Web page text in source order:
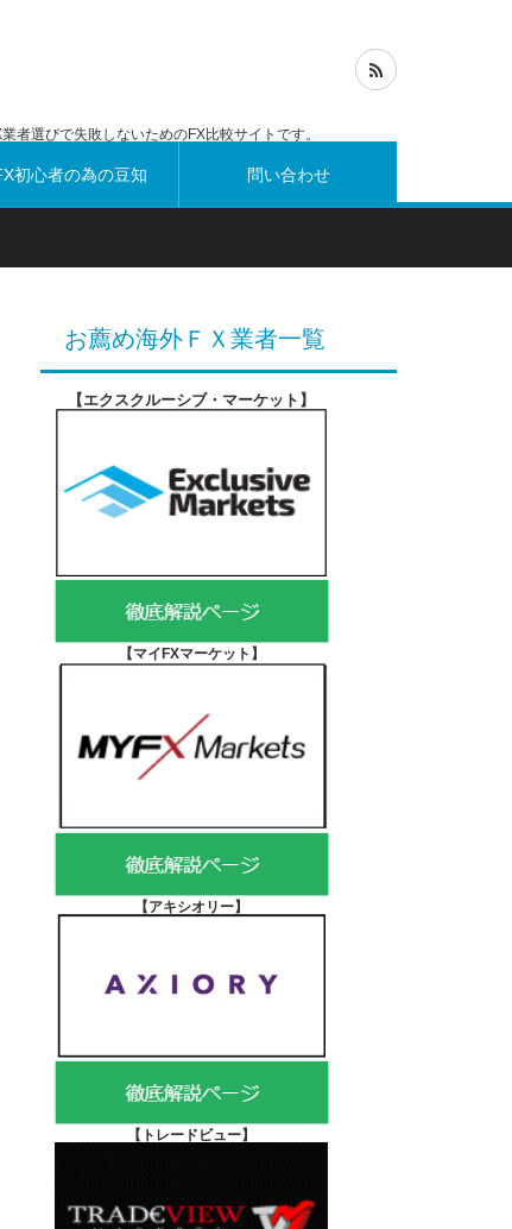
者選びで失敗しないためのFX比較サイトです。
初心者の為の豆知 問い合わせ
お薦め海外ＦＸ業者一覧
【エクスクルーシブ・マーケット 】
【マイFXマーケット 】
【アキシオリー】
【 トレードビュー】